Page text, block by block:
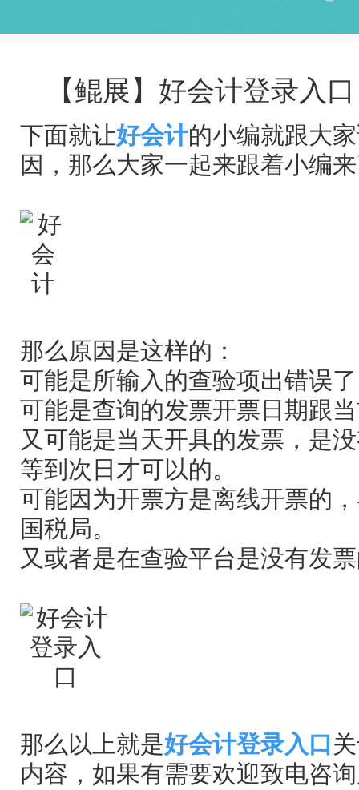
【鲲展】好会计登录入
下面就让好会计的小编就跟大
因，那么大家一起来跟着小编
那么原因是这样的：
可能是所输入的查验项出错误
可能是查询的发票开票日期跟
又可能是当天开具的发票，是
等到次日才可以的。
可能因为开票方是离线开票的
国税局。
又或者是在查验平台是没有发
那么以上就是好会计登录入口
内容，如果有需要欢迎致电咨